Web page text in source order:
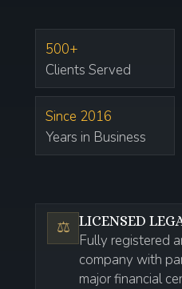
500+
Clients Served
Since 2016
Years in Business
⚖️ LICENSED
Fully registered
company with
major financial